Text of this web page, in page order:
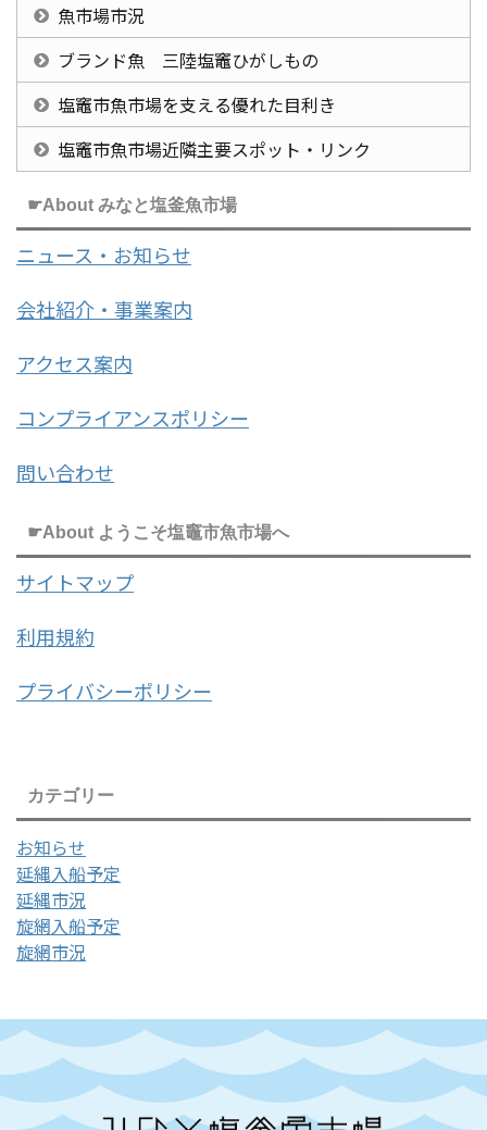
魚市場市況
ブランド魚 三陸塩竈ひがしもの
塩竈市魚市場を支える優れた目利き
塩竈市魚市場近隣主要スポット・リンク
☛About みなと塩釜魚市場
ニュース・お知らせ
会社紹介・事業案内
アクセス案内
コンプライアンスポリシー
問い合わせ
☛About ようこそ塩竈市魚市場へ
サイトマップ
利用規約
プライバシーポリシー
カテゴリー
お知らせ
延縄入船予定
延縄市況
旋網入船予定
旋網市況